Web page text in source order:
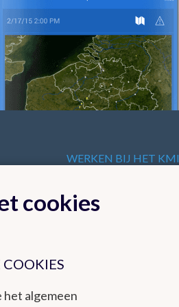
WERKEN BIJ HET KMI
Stages
cookies
het algemeen